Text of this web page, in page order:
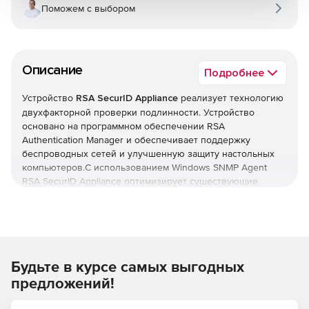
Описание Подробнее
Устройство RSA SecurID Appliance реализует технологию
двухфакторной проверки подлинности. Устройство
основано на программном обеспечении RSA
Authentication Manager и обеспечивает поддержку
беспроводных сетей и улучшенную защиту настольных
компьютеров.С использованием Windows SNMP Agent
RSA SecurID Appliance оптимизирует существующие
вариантах и с дополнительными опциями.
RSA SecurID Appliance for Large Enterprises
Поможем с выбором
Будьте в курсе самых выгодных
предложений!